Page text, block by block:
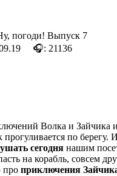
🎧: 21136
Волка и Зайчика
по
сегодня нашим
на корабль, совсем
про приключения